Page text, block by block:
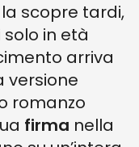
scopre tardi,
solo in età
arriva
versione
romanzo
firma nella